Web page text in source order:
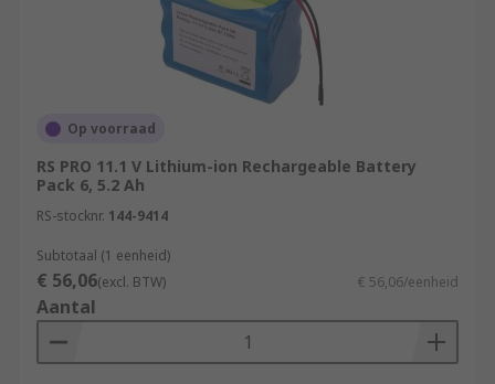
Op voorraad
RS PRO 11.1 V Lithium-ion Rechargeable Battery
Pack 6, 5.2 Ah
RS-stocknr. 144-9414
Subtotaal (1 eenheid)
€ 56,06(excl. BTW) € 56,06/eenheid
Aantal